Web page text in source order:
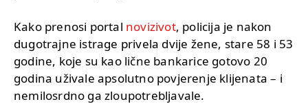
Kako prenosi portal novizivot, policija je nakon
dugotrajne istrage privela dvije žene, stare 58 i 53
godine, koje su kao lične bankarice gotovo 20
godina uživale apsolutno povjerenje klijenata – i
nemilosrdno ga zloupotrebljavale.